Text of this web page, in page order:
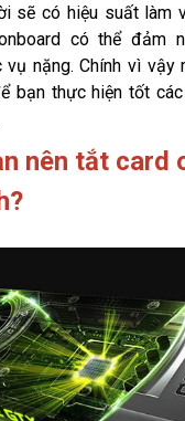
sẽ có hiệu suất làm
có thể đảm
vụ nặng. Chính vì vậy
bạn thực hiện tốt
nên tắt card